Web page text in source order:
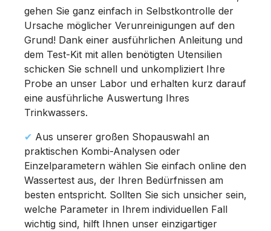
gehen Sie ganz einfach in Selbstkontrolle der
Ursache möglicher Verunreinigungen auf den
Grund! Dank einer ausführlichen Anleitung und
dem Test-Kit mit allen benötigten Utensilien
schicken Sie schnell und unkompliziert Ihre
Probe an unser Labor und erhalten kurz darauf
eine ausführliche Auswertung Ihres
Trinkwassers.
✔ Aus unserer großen Shopauswahl an
praktischen Kombi-Analysen oder
Einzelparametern wählen Sie einfach online den
Wassertest aus, der Ihren Bedürfnissen am
besten entspricht. Sollten Sie sich unsicher sein,
welche Parameter in Ihrem individuellen Fall
wichtig sind, hilft Ihnen unser einzigartiger